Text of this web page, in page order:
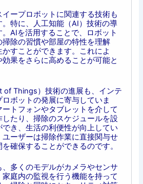
ープロボットに関連する技術も
特に、人工知能（AI）技術の導
AIを活用することで、ロボット
除の習慣や部屋の特性を理解
すことができます。これによ
果をさらに高めることが可能と
of Things）技術の進展も、インテ
ボットの発展に寄与していま
トフォンやタブレットを介して
したり、掃除のスケジュールを設
き、生活の利便性が向上してい
ユーザーは掃除作業に直接関与せ
確保することができるのです。
多くのモデルがカメラやセンサ
庭内の監視を行う機能を持って